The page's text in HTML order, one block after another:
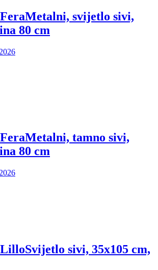
Metalni, svijetlo sivi,
80 cm
Metalni, tamno sivi,
80 cm
LilloSvijetlo sivi, 35x105 cm,